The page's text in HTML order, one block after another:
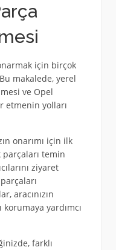
için birçok
makalede, yerel
ve Opel
etmenin yolları
onarımı için ilk
temin
ziyaret
aracınızın
korumaya yardımcı
farklı